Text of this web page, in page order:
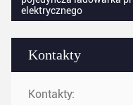
Kontakty
Kontakty:
elektrycznego